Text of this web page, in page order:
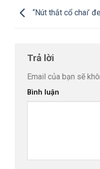
“Nút thắt cổ chai’
Trả lời
Email của bạn sẽ
Bình luận